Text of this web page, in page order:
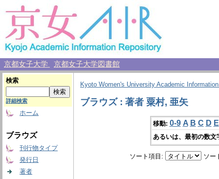
京都女子大学 京都女子大学図書館
検索
詳細検索
ホーム
ブラウズ
刊行物タイプ
発行日
著者
Kyoto Women's University Academic
ブラウズ : 著者 粟村, 亜矢
移動: 0-9 A B C D E
あるいは、最初の数
ソート項目: ソー